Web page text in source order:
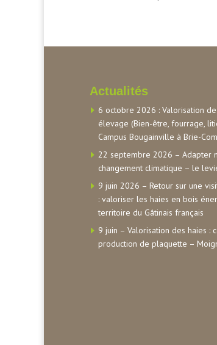
Actualités
6 octobre 2026 : Valorisation de
élevage (Bien-être, fourrage,
Campus Bougainville à Brie-
22 septembre 2026 – Adapter
changement climatique – le
9 juin 2026 – Retour sur une
: valoriser les haies en bois
territoire du Gâtinais français
9 juin – Valorisation des haies :
production de plaquette –